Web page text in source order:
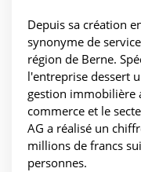
Depuis sa création
synonyme de
région de Berne.
l'entreprise dessert
gestion immobilière
commerce et le
AG a réalisé un
millions de francs
personnes.